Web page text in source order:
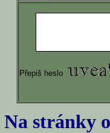
Přepiš heslo
Na stránky